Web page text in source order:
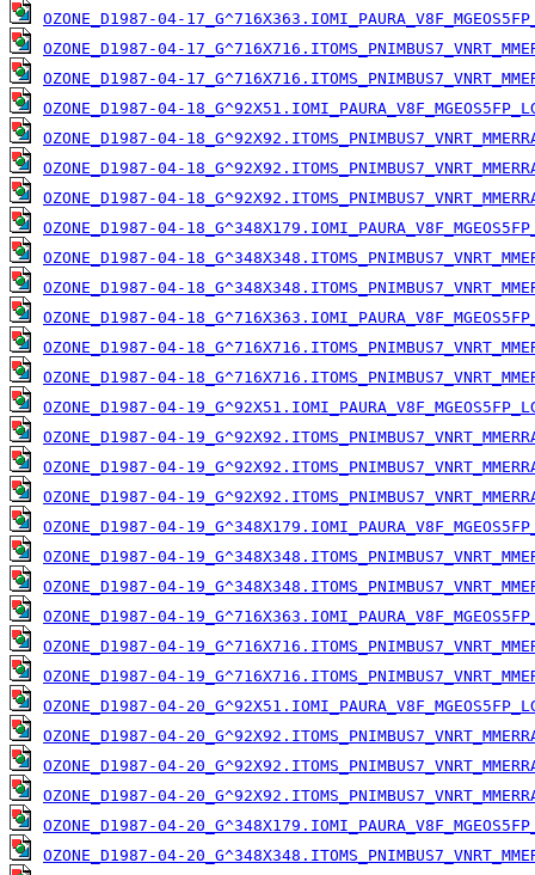
OZONE_D1987-04-
OZONE_D1987-04-
OZONE_D1987-04-
OZONE_D1987-04-
OZONE_D1987-04-
OZONE_D1987-04-
OZONE_D1987-04-
OZONE_D1987-04-
OZONE_D1987-04-
OZONE_D1987-04-
OZONE_D1987-04-
OZONE_D1987-04-
OZONE_D1987-04-
OZONE_D1987-04-
OZONE_D1987-04-
OZONE_D1987-04-
OZONE_D1987-04-
OZONE_D1987-04-
OZONE_D1987-04-
OZONE_D1987-04-
OZONE_D1987-04-
OZONE_D1987-04-
OZONE_D1987-04-
OZONE_D1987-04-
OZONE_D1987-04-
OZONE_D1987-04-
OZONE_D1987-04-
OZONE_D1987-04-
OZONE_D1987-04-